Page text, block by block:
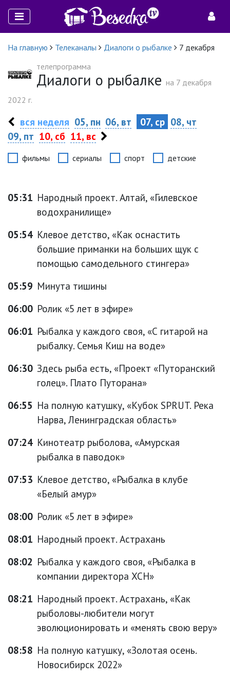
На главную Телеканалы Диалоги о рыбалке
7 декабря
телепрограмма
Диалоги о рыбалке на 7 декабря
2022 г.
вся неделя 05, пн 06, вт 07, ср 08, чт
09, пт 10, сб 11, вс
фильмы сериалы спорт детские
05:31 Народный проект. Алтай, «Гилевское
водохранилище»
05:54 Клевое детство, «Как оснастить
большие приманки на больших щук с
помощью самодельного стингера»
05:59 Минута тишины
06:00 Ролик «5 лет в эфире»
06:01 Рыбалка у каждого своя, «С гитарой на
рыбалку. Семья Киш на воде»
06:30 Здесь рыба есть, «Проект «Путоранский
голец». Плато Путорана»
06:55 На полную катушку, «Кубок SPRUT. Река
Нарва, Ленинградская область»
07:24 Кинотеатр рыболова, «Амурская
рыбалка в паводок»
07:53 Клевое детство, «Рыбалка в клубе
«Белый амур»
08:00 Ролик «5 лет в эфире»
08:01 Народный проект. Астрахань
08:02 Рыбалка у каждого своя, «Рыбалка в
компании директора ХСН»
08:21 Народный проект. Астрахань, «Как
рыболовы-любители могут
эволюционировать и «менять свою веру»
08:58 На полную катушку, «Золотая осень.
Новосибирск 2022»